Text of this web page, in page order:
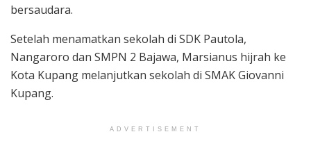
bersaudara.
Setelah menamatkan sekolah di SDK Pautola,
Nangaroro dan SMPN 2 Bajawa, Marsianus hijrah ke
Kota Kupang melanjutkan sekolah di SMAK Giovanni
Kupang.
ADVERTISEMENT